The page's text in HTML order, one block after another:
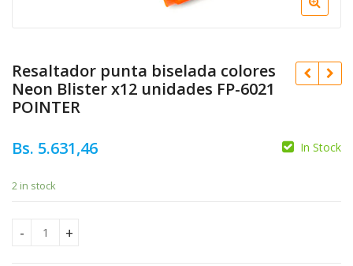
Resaltador punta biselada colores
Neon Blister x12 unidades FP-6021
POINTER
Bs. 5.631,46 In Stock
2 in stock
Resaltador punta biselada colores Neon Blister x12